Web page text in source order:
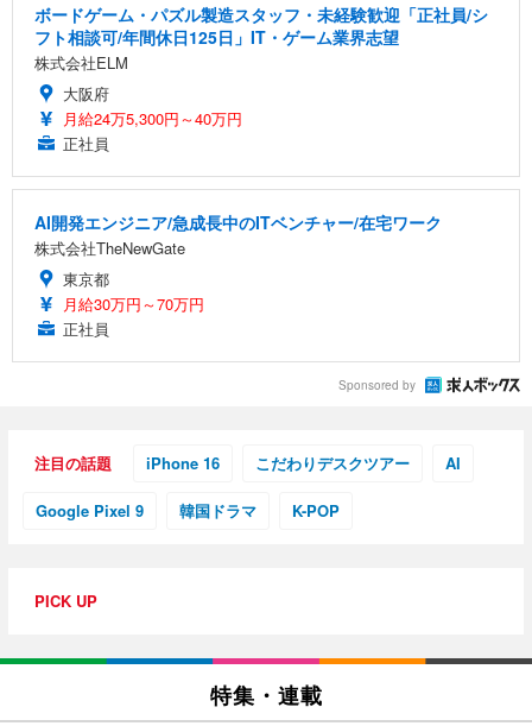
ボードゲーム・パズル製造スタッフ・未経験歓迎「正社員/シ
フト相談可/年間休日125日」IT・ゲーム業界志望
株式会社ELM
大阪府
月給24万5,300円～40万円
正社員
AI開発エンジニア/急成長中のITベンチャー/在宅ワーク
株式会社TheNewGate
東京都
月給30万円～70万円
正社員
Sponsored by
注目の話題 iPhone 16 こだわりデスクツアー AI
Google Pixel 9 韓国ドラマ K-POP
PICK UP
特集・連載